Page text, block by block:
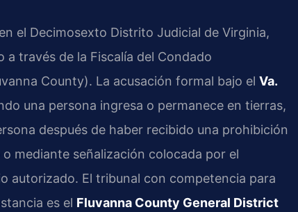
el Decimosexto Distrito Judicial de Virginia,
través de la Fiscalía del Condado
County). La acusación formal bajo el Va.
una persona ingresa o permanece en tierras,
después de haber recibido una prohibición
mediante señalización colocada por el
autorizado. El tribunal con competencia para
es el Fluvanna County General District